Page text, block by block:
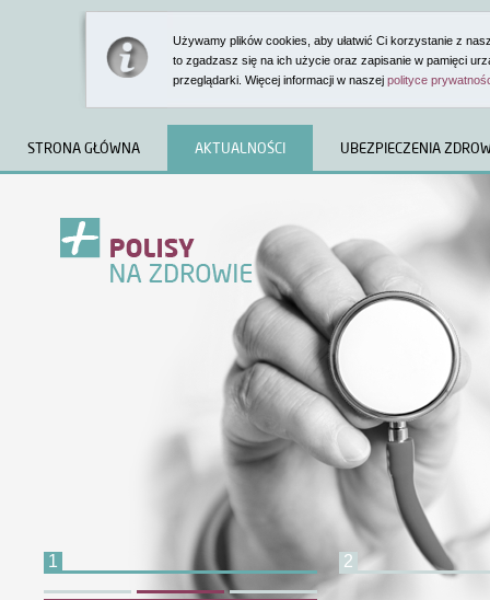
Używamy plików cookies, aby ułatwić Ci korzystanie z
to zgadzasz się na ich użycie oraz zapisanie w pamięci
przeglądarki. Więcej informacji w naszej polityce
STRONA GŁÓWNA AKTUALNOŚCI UBEZPIECZENIA
Witamy w
prywatnym
KLIENCI
Dowiesz się tu m.in.:
jakie ubezpieczenia
z czego może
polisy w zakresie
medyczne.
1 2